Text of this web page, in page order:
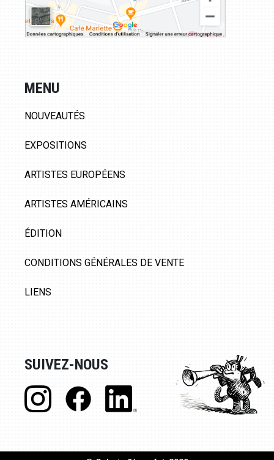
MENU
NOUVEAUTÉS
EXPOSITIONS
ARTISTES EUROPÉENS
ARTISTES AMÉRICAINS
ÉDITION
CONDITIONS GÉNÉRALES DE VENTE
LIENS
SUIVEZ-NOUS